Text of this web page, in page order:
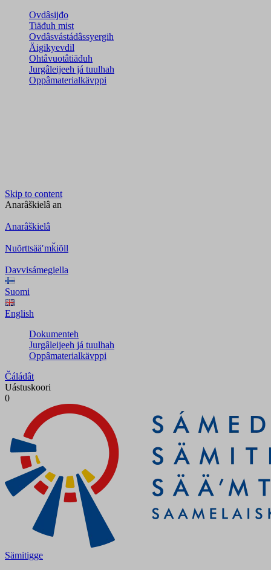
Ovdâsijđo
Tiäđuh mist
Ovdâsvástádâssyergih
Äigikyevdil
Ohtâvuotâtiäđuh
Jurgâleijeeh já tuulhah
Oppâmaterialkävppi
Skip to content
Anarâškielâ an
Anarâškielâ
Nuõrttsääʹmǩiõll
Davvisámegiella
Suomi
English
Dokumenteh
Jurgâleijeeh já tuulhah
Oppâmaterialkävppi
Čáládât
Uástuskoori
0
Sämitigge